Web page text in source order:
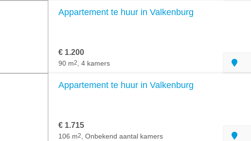
Appartement te huur in Valkenburg
€ 1.200
90 m2 , 4 kamers
Appartement te huur in Valkenburg
€ 1.715
106 m2 , Onbekend aantal kamers